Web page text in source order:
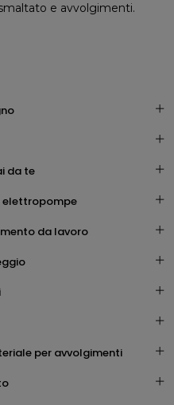
e avvolgimenti.
da te
elettropompe
da lavoro
per avvolgimenti